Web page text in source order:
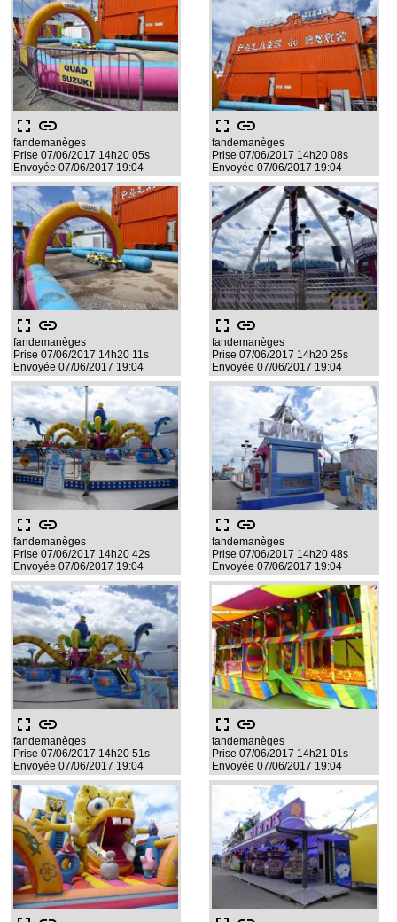
fullscreen link
fandemanèges
Prise 07/06/2017 14h20 05s
Envoyée 07/06/2017 19:04
fullscreen link
fandemanèges
Prise 07/06/2017 14h20 08s
Envoyée 07/06/2017 19:04
fullscreen link
fandemanèges
Prise 07/06/2017 14h20 11s
Envoyée 07/06/2017 19:04
fullscreen link
fandemanèges
Prise 07/06/2017 14h20 25s
Envoyée 07/06/2017 19:04
fullscreen link
fandemanèges
Prise 07/06/2017 14h20 42s
Envoyée 07/06/2017 19:04
fullscreen link
fandemanèges
Prise 07/06/2017 14h20 48s
Envoyée 07/06/2017 19:04
fullscreen link
fandemanèges
Prise 07/06/2017 14h20 51s
Envoyée 07/06/2017 19:04
fullscreen link
fandemanèges
Prise 07/06/2017 14h21 01s
Envoyée 07/06/2017 19:04